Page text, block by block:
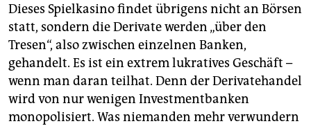
Dieses Spielkasino findet übrigens nicht an Börsen
statt, sondern die Derivate werden „über den
Tresen“, also zwischen einzelnen Banken,
gehandelt. Es ist ein extrem lukratives Geschäft –
wenn man daran teilhat. Denn der Derivatehandel
wird von nur wenigen Investmentbanken
monopolisiert. Was niemanden mehr verwundern